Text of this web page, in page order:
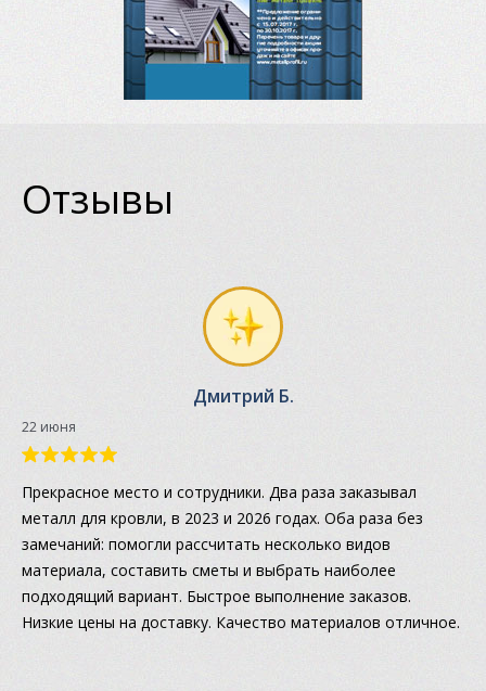
Отзывы
Дмитрий Б.
22 июня
Прекрасное место и сотрудники. Два раза заказывал
металл для кровли, в 2023 и 2026 годах. Оба раза без
замечаний: помогли рассчитать несколько видов
материала, составить сметы и выбрать наиболее
подходящий вариант. Быстрое выполнение заказов.
Низкие цены на доставку. Качество материалов отличное.